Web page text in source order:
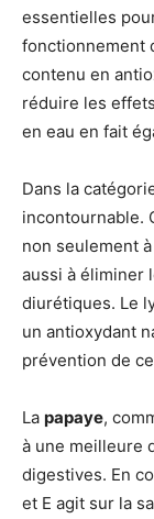
essentielles
fonctionnement
contenu en
réduire les
en eau en fait
Dans la
incontournable.
non seulement
aussi à éliminer
diurétiques. Le
un antioxydant
prévention de
La papaye,
à une meilleure
digestives. En
et E agit sur la